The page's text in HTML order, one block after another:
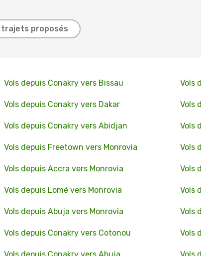
proposés
Vols depuis Conakry vers Bissau Vols
Vols depuis Conakry vers Dakar Vols
Vols depuis Conakry vers Abidjan Vols
Vols depuis Freetown vers Monrovia Vols
Vols depuis Accra vers Monrovia Vols
Vols depuis Lomé vers Monrovia Vols
Vols depuis Abuja vers Monrovia Vols
Vols depuis Conakry vers Cotonou Vols